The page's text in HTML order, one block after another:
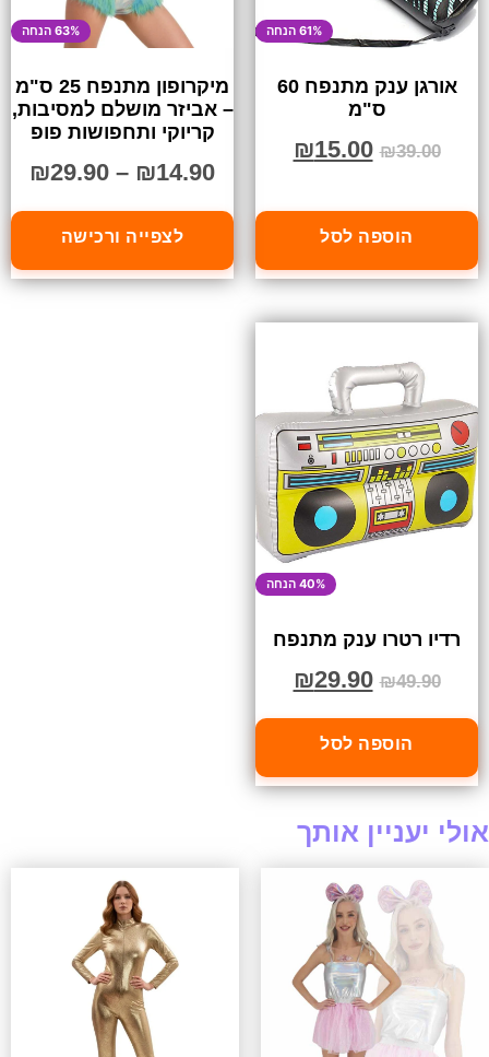
61% הנחה
אורגן ענק מתנפח 60
ס"מ
₪39.00
₪15.00
הוספה לסל
63% הנחה
מיקרופון מתנפח 25 ס"מ
– אביזר מושלם למסיבות,
קריוקי ותחפושות פופ
₪14.90
–
₪29.90
לצפייה ורכישה
40% הנחה
רדיו רטרו ענק מתנפח
₪49.90
₪29.90
הוספה לסל
אולי יעניין אותך